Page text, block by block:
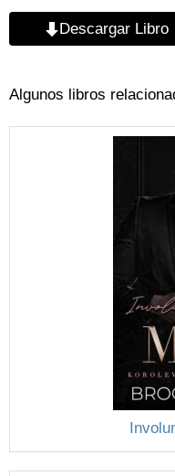
Descargar Libro
Algunos libros